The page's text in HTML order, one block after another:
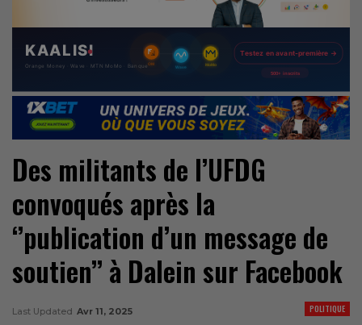
Des militants de l’UFDG
convoqués après la
‘’publication d’un message de
soutien’’ à Dalein sur Facebook
POLITIQUE
Last Updated Avr 11, 2025